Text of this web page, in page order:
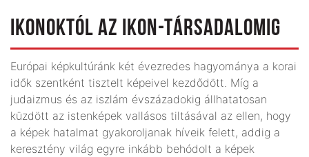
IKONOKTÓL AZ IKON-TÁRSADALOMIG
Európai képkultúránk két évezredes hagyománya a korai
idők szentként tisztelt képeivel kezdődött. Míg a
judaizmus és az iszlám évszázadokig állhatatosan
küzdött az istenképek vallásos tiltásával az ellen, hogy
a képek hatalmat gyakoroljanak híveik felett, addig a
keresztény világ egyre inkább behódolt a képek